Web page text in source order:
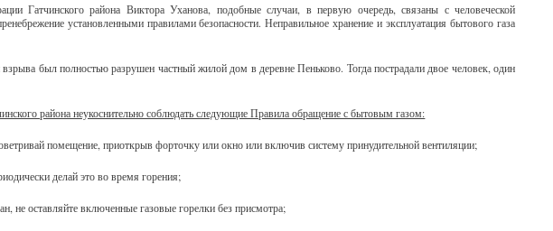
Гатчинского района Виктора Уханова, подобные случаи, в первую очередь, связаны с человеческой
установленными правилами безопасности. Неправильное хранение и эксплуатация бытового газа
был полностью разрушен частный жилой дом в деревне Пеньково. Тогда пострадали двое человек, один
района неукоснительно соблюдать следующие Правила обращение с бытовым газом:
помещение, приоткрыв форточку или окно или включив систему принудительной вентиляции;
делай это во время горения;
не оставляйте включенные газовые горелки без присмотра;